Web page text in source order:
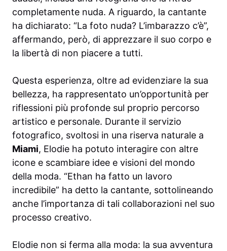
completamente nuda. A riguardo, la cantante
ha dichiarato: “La foto nuda? L’imbarazzo c’è”,
affermando, però, di apprezzare il suo corpo e
la libertà di non piacere a tutti.
Questa esperienza, oltre ad evidenziare la sua
bellezza, ha rappresentato un’opportunità per
riflessioni più profonde sul proprio percorso
artistico e personale. Durante il servizio
fotografico, svoltosi in una riserva naturale a
Miami, Elodie ha potuto interagire con altre
icone e scambiare idee e visioni del mondo
della moda. “Ethan ha fatto un lavoro
incredibile” ha detto la cantante, sottolineando
anche l’importanza di tali collaborazioni nel suo
processo creativo.
Elodie non si ferma alla moda: la sua avventura